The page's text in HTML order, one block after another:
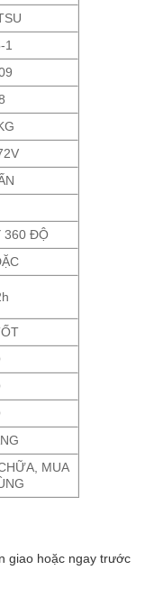
1
360 ĐỘ
MUA
giao hoặc ngay trước